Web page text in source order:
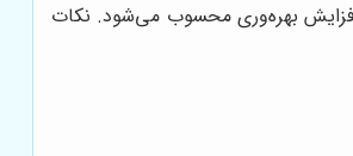
افزایش بهره‌وری محسوب می‌شود. نکات